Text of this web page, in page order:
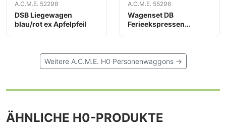
A.C.M.E. 52298
DSB Liegewagen
blau/rot ex Apfelpfeil
A.C.M.E. 55296
Wagenset DB
Ferieekspressen
Weitere A.C.M.E. H0 Personenwaggons →
ÄHNLICHE H0-PRODUKTE